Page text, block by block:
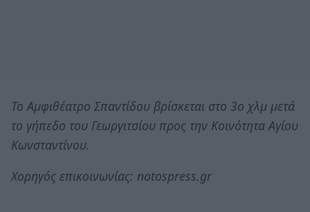
Το Αμφιθέατρο Σπαντίδου βρίσκεται στο 3ο χλμ μετά
το γήπεδο του Γεωργιτσίου προς την Κοινότητα Αγίου
Κωνσταντίνου.
Χορηγός επικοινωνίας: notospress.gr